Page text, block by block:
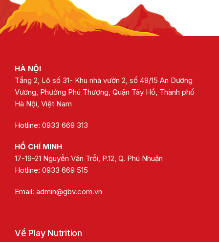
HÀ NỘI
Tầng 2, Lô số 31- Khu nhà vườn 2, số 49/15 An Dương
Vương, Phường Phú Thượng, Quận Tây Hồ, Thành phố
Hà Nội, Việt Nam
Hotline: 0933 669 313
HỒ CHÍ MINH
17-19-21 Nguyễn Văn Trỗi, P.12, Q. Phú Nhuận
Hotline: 0933 669 515
Email: admin@gbv.com.vn
Về Play Nutrition